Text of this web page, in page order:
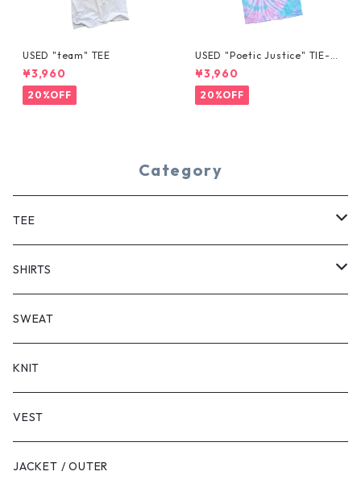
USED "team" TEE
¥3,960
20%OFF
USED "Poetic Justice" TIE-D
YE TEE
¥3,960
20%OFF
Category
TEE
SHORT SLEEVE
LONG SLEEVE
SHIRTS
SHORT SLEEVE
LONG SLEEVE
SWEAT
KNIT
VEST
JACKET / OUTER